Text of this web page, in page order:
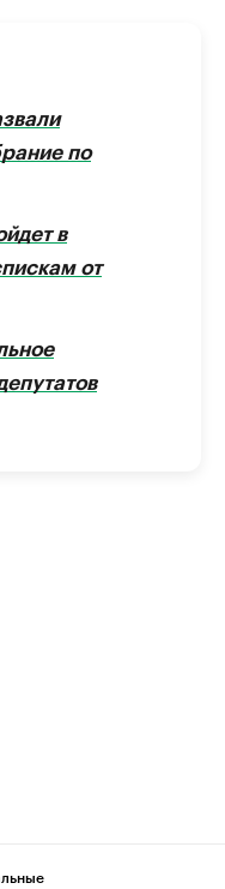
по
в
от